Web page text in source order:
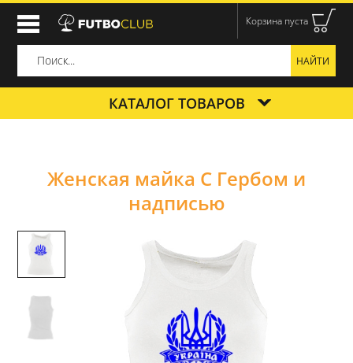
Корзина пуста
КАТАЛОГ ТОВАРОВ
Женская майка С Гербом и
надписью